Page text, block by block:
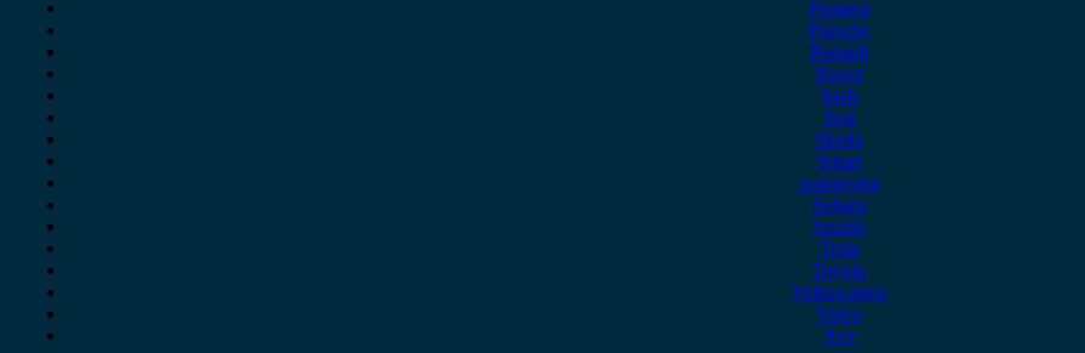
Peugeot
Porsche
Renault
Rover
Saab
Seat
Skoda
Smart
ssangyong
Subaru
Suzuki
Tesla
Toyota
Volkswagen
Volvo
Xev